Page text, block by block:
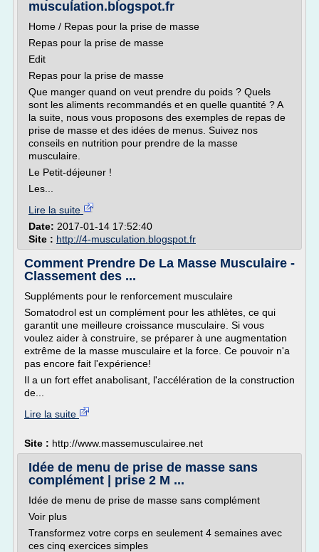
musculation.blogspot.fr
Home / Repas pour la prise de masse
Repas pour la prise de masse
Edit
Repas pour la prise de masse
Que manger quand on veut prendre du poids ? Quels
sont les aliments recommandés et en quelle quantité ? A
la suite, nous vous proposons des exemples de repas de
prise de masse et des idées de menus. Suivez nos
conseils en nutrition pour prendre de la masse
musculaire.
Le Petit-déjeuner !
Les...
Lire la suite
Date: 2017-01-14 17:52:40
Site : http://4-musculation.blogspot.fr
Comment Prendre De La Masse Musculaire -
Classement des ...
Suppléments pour le renforcement musculaire
Somatodrol est un complément pour les athlètes, ce qui
garantit une meilleure croissance musculaire. Si vous
voulez aider à construire, se préparer à une augmentation
extrême de la masse musculaire et la force. Ce pouvoir n'a
pas encore fait l'expérience!
Il a un fort effet anabolisant, l'accélération de la construction
de...
Lire la suite
Site : http://www.massemusculairee.net
Idée de menu de prise de masse sans
complément | prise 2 M ...
Idée de menu de prise de masse sans complément
Voir plus
Transformez votre corps en seulement 4 semaines avec
ces cinq exercices simples